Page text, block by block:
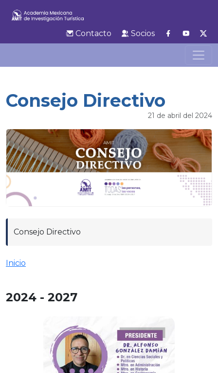
Contacto Socios
Consejo Directivo
21 de abril del 2024
Consejo Directivo
Inicio
2024 - 2027